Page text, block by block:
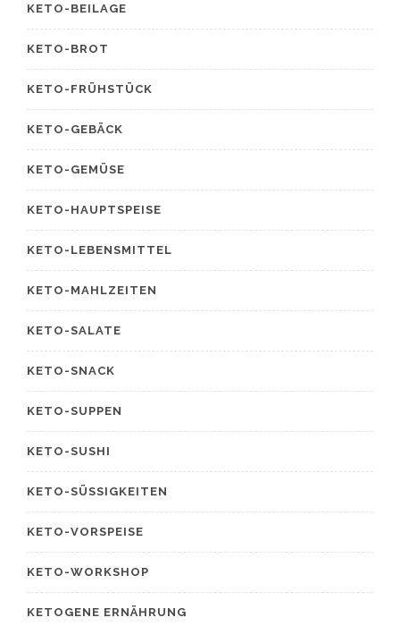
KETO-BEILAGE
KETO-BROT
KETO-FRÜHSTÜCK
KETO-GEBÄCK
KETO-GEMÜSE
KETO-HAUPTSPEISE
KETO-LEBENSMITTEL
KETO-MAHLZEITEN
KETO-SALATE
KETO-SNACK
KETO-SUPPEN
KETO-SUSHI
KETO-SÜSSIGKEITEN
KETO-VORSPEISE
KETO-WORKSHOP
KETOGENE ERNÄHRUNG